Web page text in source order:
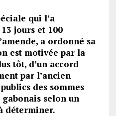
qui l’a
jours et 100
a ordonné sa
est motivée par la
tôt, d’un accord
par l’ancien
des sommes
gabonais selon un
déterminer.